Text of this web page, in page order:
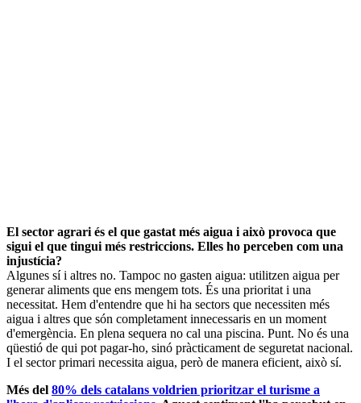
El sector agrari és el que gastat més aigua i això provoca que
sigui el que tingui més restriccions. Elles ho perceben com una
injustícia?
Algunes sí i altres no. Tampoc no gasten aigua: utilitzen aigua per
generar aliments que ens mengem tots. És una prioritat i una
necessitat. Hem d'entendre que hi ha sectors que necessiten més
aigua i altres que són completament innecessaris en un moment
d'emergència. En plena sequera no cal una piscina. Punt. No és una
qüestió de qui pot pagar-ho, sinó pràcticament de seguretat nacional.
I el sector primari necessita aigua, però de manera eficient, això sí.
Més del 80% dels catalans voldrien prioritzar el turisme a